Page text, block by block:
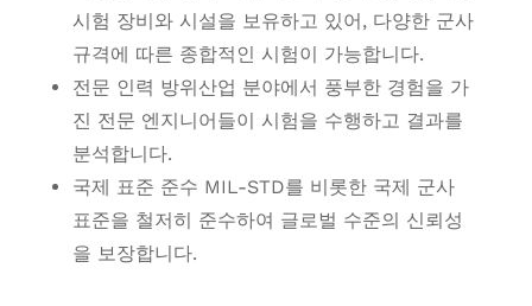
시험 장비와 시설을 보유하고 있어, 다양한 군사
규격에 따른 종합적인 시험이 가능합니다.
전문 인력 방위산업 분야에서 풍부한 경험을 가
진 전문 엔지니어들이 시험을 수행하고 결과를
분석합니다.
국제 표준 준수 MIL-STD를 비롯한 국제 군사
표준을 철저히 준수하여 글로벌 수준의 신뢰성
을 보장합니다.